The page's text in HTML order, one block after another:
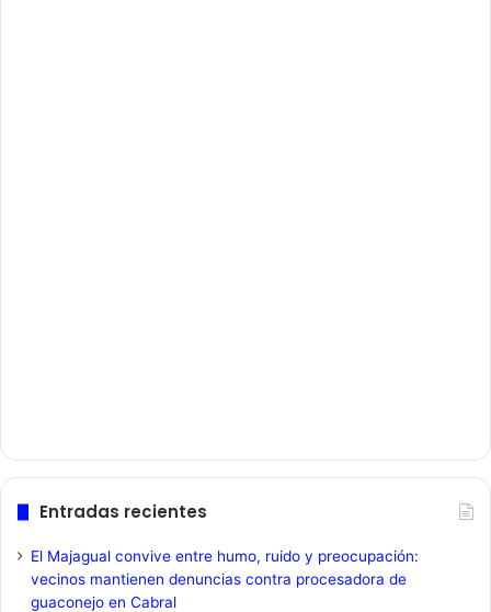
Entradas recientes
El Majagual convive entre humo, ruido y preocupación:
vecinos mantienen denuncias contra procesadora de
guaconejo en Cabral